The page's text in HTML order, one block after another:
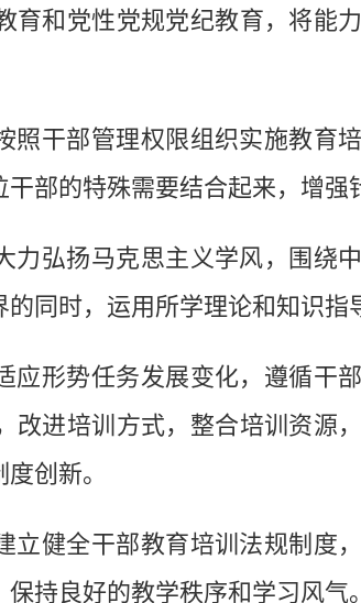
育和党性党规党纪教育，将能
干部管理权限组织实施教育
部的特殊需要结合起来，增强
弘扬马克思主义学风，围绕
同时，运用所学理论和知识指
形势任务发展变化，遵循干
改进培训方式，整合培训资源
创新。
健全干部教育培训法规制度
持良好的教学秩序和学习风气。